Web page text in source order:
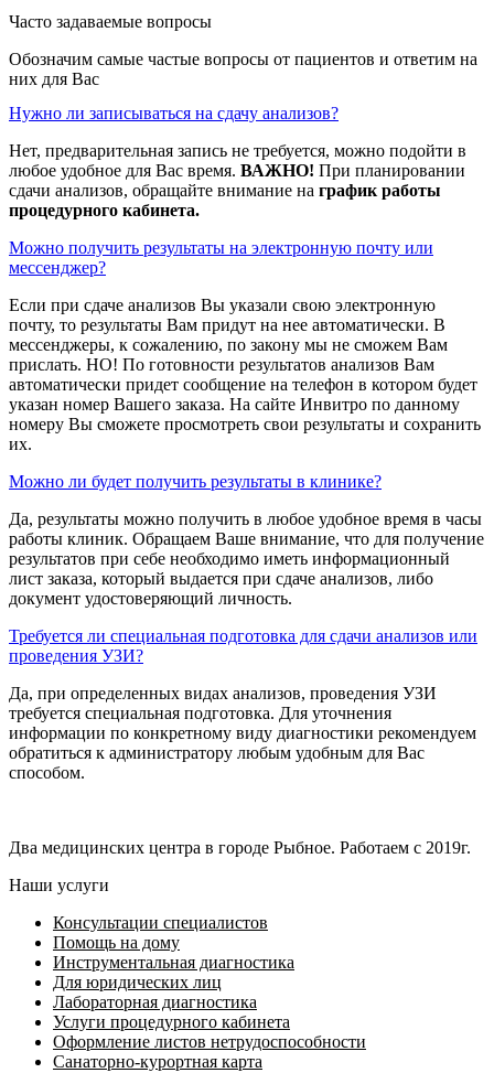
Часто задаваемые вопросы
Обозначим самые частые вопросы от пациентов и ответим на
них для Вас
Нужно ли записываться на сдачу анализов?
Нет, предварительная запись не требуется, можно подойти в
любое удобное для Вас время. ВАЖНО! При планировании
сдачи анализов, обращайте внимание на график работы
процедурного кабинета.
Можно получить результаты на электронную почту или
мессенджер?
Если при сдаче анализов Вы указали свою электронную
почту, то результаты Вам придут на нее автоматически. В
мессенджеры, к сожалению, по закону мы не сможем Вам
прислать. НО! По готовности результатов анализов Вам
автоматически придет сообщение на телефон в котором будет
указан номер Вашего заказа. На сайте Инвитро по данному
номеру Вы сможете просмотреть свои результаты и сохранить
их.
Можно ли будет получить результаты в клинике?
Да, результаты можно получить в любое удобное время в часы
работы клиник. Обращаем Ваше внимание, что для получение
результатов при себе необходимо иметь информационный
лист заказа, который выдается при сдаче анализов, либо
документ удостоверяющий личность.
Требуется ли специальная подготовка для сдачи анализов или
проведения УЗИ?
Да, при определенных видах анализов, проведения УЗИ
требуется специальная подготовка. Для уточнения
информации по конкретному виду диагностики рекомендуем
обратиться к администратору любым удобным для Вас
способом.
Два медицинских центра в городе Рыбное. Работаем с 2019г.
Наши услуги
Консультации специалистов
Помощь на дому
Инструментальная диагностика
Для юридических лиц
Лабораторная диагностика
Услуги процедурного кабинета
Оформление листов нетрудоспособности
Санаторно-курортная карта